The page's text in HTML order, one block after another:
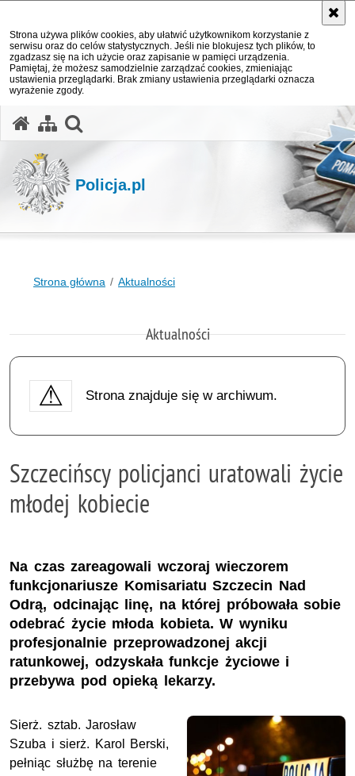
Strona używa plików cookies, aby ułatwić użytkownikom korzystanie z
serwisu oraz do celów statystycznych. Jeśli nie blokujesz tych plików, to
zgadzasz się na ich użycie oraz zapisanie w pamięci urządzenia.
Pamiętaj, że możesz samodzielnie zarządzać cookies, zmieniając
ustawienia przeglądarki. Brak zmiany ustawienia przeglądarki oznacza
wyrażenie zgody.
Policja.pl
Strona główna Aktualności
Aktualności
Strona znajduje się w archiwum.
Szczecińscy policjanci uratowali życie
młodej kobiecie
Na czas zareagowali wczoraj wieczorem
funkcjonariusze Komisariatu Szczecin Nad
Odrą, odcinając linę, na której próbowała sobie
odebrać życie młoda kobieta. W wyniku
profesjonalnie przeprowadzonej akcji
ratunkowej, odzyskała funkcje życiowe i
przebywa pod opieką lekarzy.
Sierż. sztab. Jarosław
Szuba i sierż. Karol Berski,
pełniąc służbę na terenie